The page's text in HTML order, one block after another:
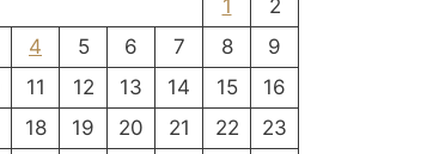
1
2
4 5 6 7 8
9
11 12 13 14 15
16
18 19 20 21 22
23